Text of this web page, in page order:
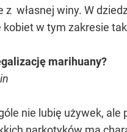
z własnej winy. W
w tym zakresie
marihuany?
nie lubię używek,